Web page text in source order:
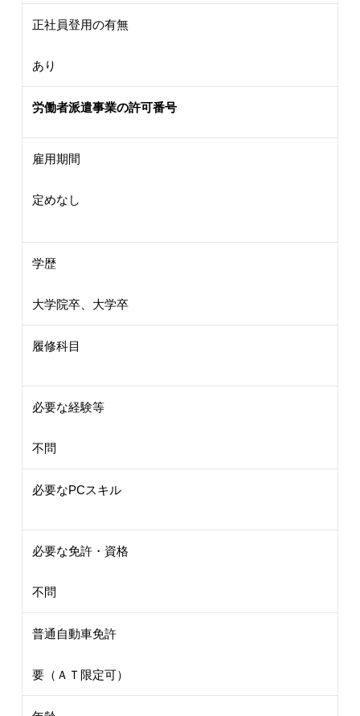
正社員登用の有無
あり
労働者派遣事業の許可番号
雇用期間
定めなし
学歴
大学院卒、大学卒
履修科目
必要な経験等
不問
必要なPCスキル
必要な免許・資格
不問
普通自動車免許
要（ＡＴ限定可）